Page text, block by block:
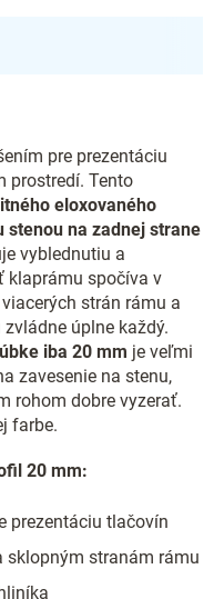
pre prezentáciu
prostredí. Tento
eloxovaného
stenou na zadnej strane
vyblednutiu a
klaprámu spočíva v
strán rámu a
úplne každý.
iba 20 mm je veľmi
zavesenie na stenu,
rohom dobre vyzerať.
farbe.
20 mm:
prezentáciu tlačovín
sklopným stranám rámu